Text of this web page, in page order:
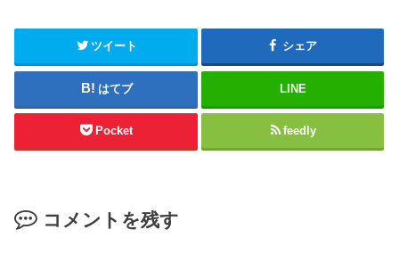
ツイート シェア
はてブ LINE
Pocket feedly
コメントを残す